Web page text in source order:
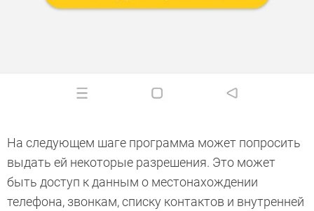
На следующем шаге программа может попросить
выдать ей некоторые разрешения. Это может
быть доступ к данным о местонахождении
телефона, звонкам, списку контактов и внутренней